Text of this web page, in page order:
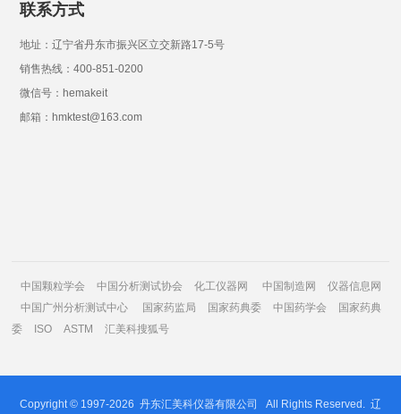
联系方式
地址：辽宁省丹东市振兴区立交新路17-5号
销售热线：400-851-0200
微信号：hemakeit
邮箱：hmktest@163.com
中国颗粒学会 中国分析测试协会 化工仪器网 中国制造网
仪器信息网
中国广州分析测试中心
国家药监局 国家药典委 中国药学会
国家药典
委
ISO ASTM 汇美科搜狐号
Copyright © 1997-2026 丹东汇美科仪器有限公司 All Rights Reserved. 辽